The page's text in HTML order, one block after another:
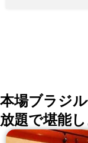
本場ブラジ
放題で堪能し